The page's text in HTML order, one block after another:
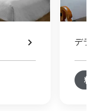
デラ
料